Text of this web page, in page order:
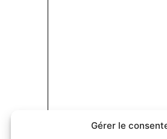
Gérer le